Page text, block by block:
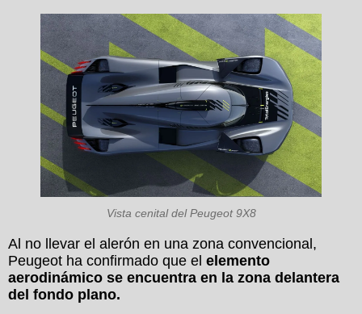
Vista cenital del Peugeot 9X8
Al no llevar el alerón en una zona convencional,
Peugeot ha confirmado que el elemento
aerodinámico se encuentra en la zona delantera
del fondo plano.